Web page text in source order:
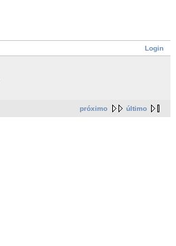
Login
próximo último